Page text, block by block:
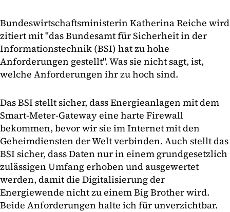
Bundeswirtschaftsministerin Katherina Reiche wird
zitiert mit "das Bundesamt für Sicherheit in der
Informationstechnik (BSI) hat zu hohe
Anforderungen gestellt". Was sie nicht sagt, ist,
welche Anforderungen ihr zu hoch sind.
Das BSI stellt sicher, dass Energieanlagen mit dem
Smart-Meter-Gateway eine harte Firewall
bekommen, bevor wir sie im Internet mit den
Geheimdiensten der Welt verbinden. Auch stellt das
BSI sicher, dass Daten nur in einem grundgesetzlich
zulässigen Umfang erhoben und ausgewertet
werden, damit die Digitalisierung der
Energiewende nicht zu einem Big Brother wird.
Beide Anforderungen halte ich für unverzichtbar.